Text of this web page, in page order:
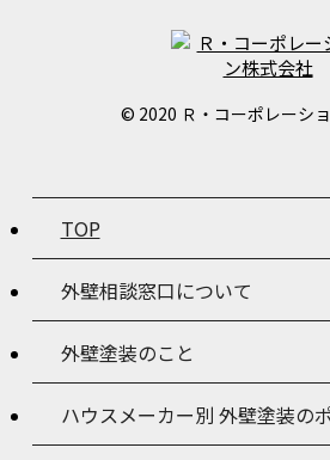
© 2020 Ｒ・コーポレーシ
TOP
外壁相談窓口について
外壁塗装のこと
ハウスメーカー別 外壁塗装の